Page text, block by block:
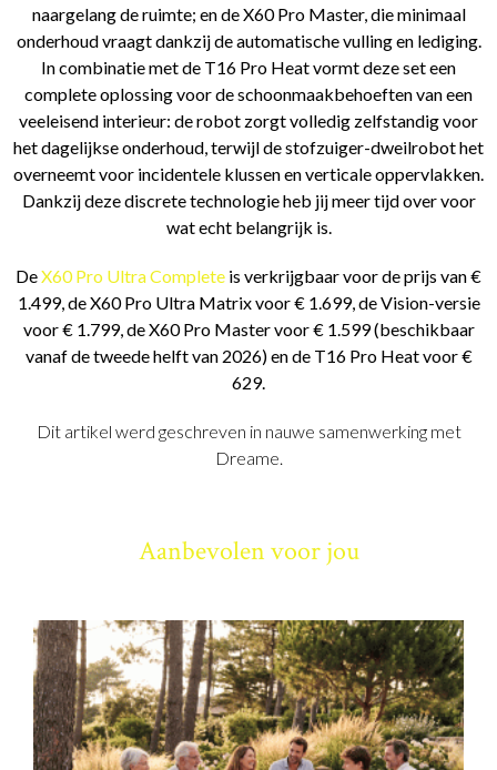
naargelang de ruimte; en de X60 Pro Master, die minimaal
onderhoud vraagt dankzij de automatische vulling en lediging.
In combinatie met de T16 Pro Heat vormt deze set een
complete oplossing voor de schoonmaakbehoeften van een
veeleisend interieur: de robot zorgt volledig zelfstandig voor
het dagelijkse onderhoud, terwijl de stofzuiger-dweilrobot het
overneemt voor incidentele klussen en verticale oppervlakken.
Dankzij deze discrete technologie heb jij meer tijd over voor
wat echt belangrijk is.
DeX60 Pro Ultra Complete is verkrijgbaar voor de prijs van €
1.499, de X60 Pro Ultra Matrix voor € 1.699, de Vision-versie
voor € 1.799, de X60 Pro Master voor € 1.599 (beschikbaar
vanaf de tweede helft van 2026) en de T16 Pro Heat voor €
629.
Dit artikel werd geschreven in nauwe samenwerking met
Dreame.
Aanbevolen voor jou